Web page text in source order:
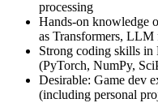
processing
Hands-on knowledge
as Transformers,
Strong coding skills in
(PyTorch, NumPy,
Desirable: Game dev
(including personal